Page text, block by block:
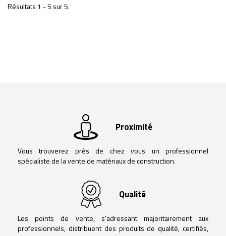
Résultats 1 - 5 sur 5.
Proximité
Vous trouverez près de chez vous un professionnel
spécialiste de la vente de matériaux de construction.
Qualité
Les points de vente, s’adressant majoritairement aux
professionnels, distribuent des produits de qualité, certifiés,